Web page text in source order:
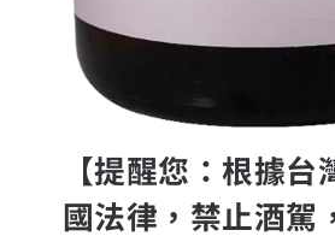
【提醒您：根據台
國法律，禁止酒駕